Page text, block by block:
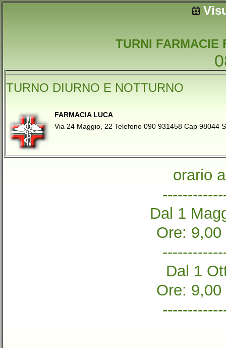
TURNI FARMACIE
TURNO DIURNO E NOTTURNO
FARMACIA LUCA
Via 24 Maggio, 22 Telefono 090 931458 Cap 98044
orario
Dal 1
Ore:
Dal 1
Ore: